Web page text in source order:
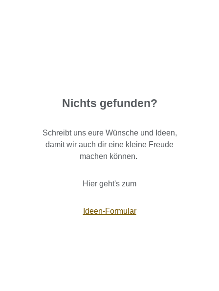
Nichts gefunden?
Schreibt uns eure Wünsche und Ideen,
damit wir auch dir eine kleine Freude
machen können.
Hier geht's zum
Ideen-Formular